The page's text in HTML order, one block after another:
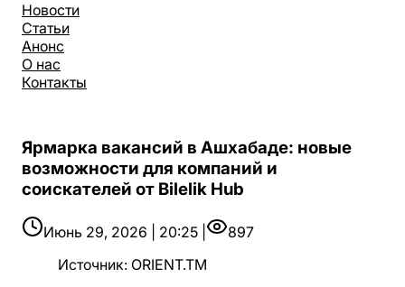
Новости
Статьи
Анонс
О нас
Контакты
Ярмарка вакансий в Ашхабаде: новые
возможности для компаний и
соискателей от Bilelik Hub
Июнь 29, 2026 | 20:25 |
897
Источник: ORIENT.TM